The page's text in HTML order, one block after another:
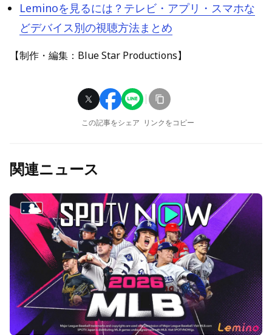
Leminoを見るには？テレビ・アプリ・スマホな
どデバイス別の視聴方法まとめ
【制作・編集：Blue Star Productions】
この記事をシェア リンクをコピー
関連ニュース